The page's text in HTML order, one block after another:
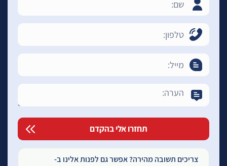
צריכים תשובה מהירה? אפשר גם לפנות אלינו ב-